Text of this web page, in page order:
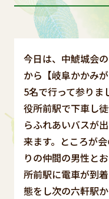
今日は、中鯱城会
から【岐阜かかみ
5名で行って参りま
役所前駅で下車し
らふれあいバスが
来ます。ところが
りの仲間の男性と
所前駅に電車が到
態をし次の六軒駅